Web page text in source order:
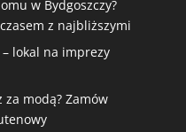
w Bydgoszczy?
z najbliższymi
lokal na imprezy
modą? Zamów